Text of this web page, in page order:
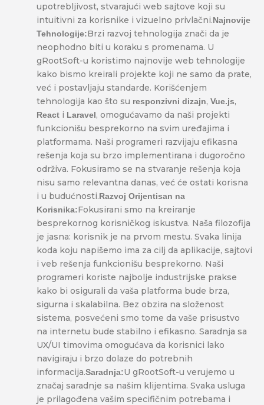
upotrebljivost, stvarajući web sajtove koji su
intuitivni za korisnike i vizuelno privlačni.Najnovije
Tehnologije:Brzi razvoj tehnologija znači da je
neophodno biti u koraku s promenama. U
gRootSoft-u koristimo najnovije web tehnologije
kako bismo kreirali projekte koji ne samo da prate,
već i postavljaju standarde. Korišćenjem
tehnologija kao što su responzivni dizajn, Vue.js,
React i Laravel, omogućavamo da naši projekti
funkcionišu besprekorno na svim uređajima i
platformama. Naši programeri razvijaju efikasna
rešenja koja su brzo implementirana i dugoročno
održiva. Fokusiramo se na stvaranje rešenja koja
nisu samo relevantna danas, već će ostati korisna
i u budućnosti.Razvoj Orijentisan na
Korisnika:Fokusirani smo na kreiranje
besprekornog korisničkog iskustva. Naša filozofija
je jasna: korisnik je na prvom mestu. Svaka linija
koda koju napišemo ima za cilj da aplikacije, sajtovi
i veb rešenja funkcionišu besprekorno. Naši
programeri koriste najbolje industrijske prakse
kako bi osigurali da vaša platforma bude brza,
sigurna i skalabilna. Bez obzira na složenost
sistema, posvećeni smo tome da vaše prisustvo
na internetu bude stabilno i efikasno. Saradnja sa
UX/UI timovima omogućava da korisnici lako
navigiraju i brzo dolaze do potrebnih
informacija.Saradnja:U gRootSoft-u verujemo u
značaj saradnje sa našim klijentima. Svaka usluga
je prilagođena vašim specifičnim potrebama i